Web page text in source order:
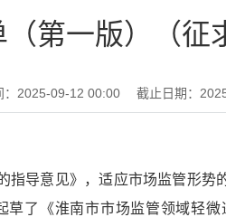
第一版）（征
2025-09-12 00:00 截止日期：
导意见》，适应市场监管形
了《淮南市市场监管领域轻